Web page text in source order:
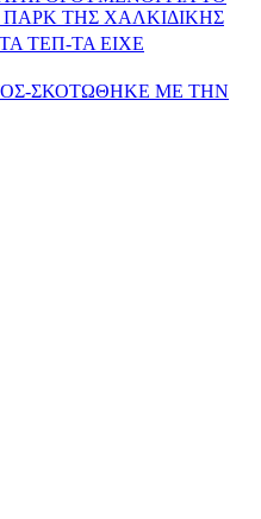
ΤΗΣ ΧΑΛΚΙΔΙΚΗΣ
ΤΕΠ-ΤΑ ΕΙΧΕ
ΣΚΟΤΩΘΗΚΕ ΜΕ ΤΗΝ